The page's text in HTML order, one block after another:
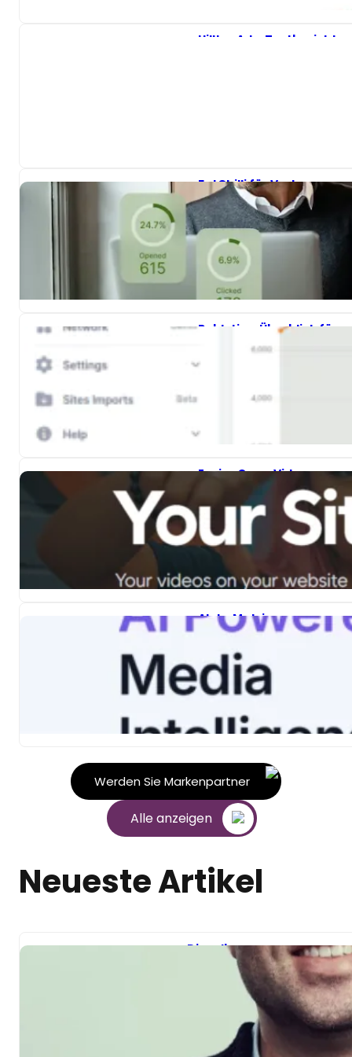
HilltopAds-Testbericht
FatChilli für Verlage
2026 – Rezension
Anonyme Website-
Besucher in zahlende
Abonnenten zu
verwandeln, ist eine
tägliche Herausforderung…
Publytics-Überblick für
Verlage verlassen sich
Analysen. Sie wollen…
Ezoics Open.Video-
Rückblick für 2025
In den 1990er Jahren war
der Besitz einer eigenen
Blog-Domain etwas
Besonderes…
AlphaMetricx-
Rückblick für 2025
Die meisten Unternehmen
greifen heutzutage auf
Daten zurück, um ihre
Werden Sie Markenpartner
Alle anzeigen
Neueste Artikel
Dieselbe
Regulierungsbehörd
e, die 2.864
australische
Nachrichtenagentur
en zählt, würde
weniger als 100
finanzieren